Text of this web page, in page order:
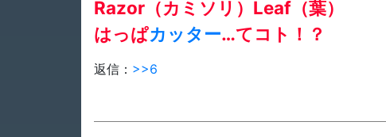
Razor（カミソリ）Leaf（葉）
はっぱカッター…てコト！？
返信： >>6